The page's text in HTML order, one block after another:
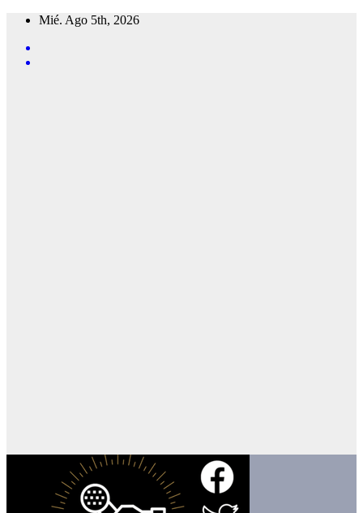
Saltar
contenido
Mié. Ago 5th, 2026